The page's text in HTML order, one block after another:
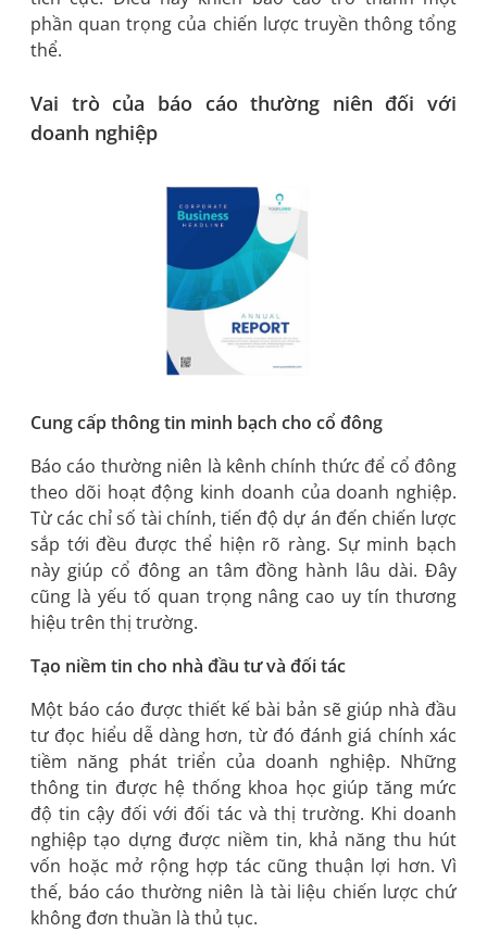
phần quan trọng của chiến lược truyền thông tổng
thể.
Vai trò của báo cáo thường niên đối với
doanh nghiệp
Cung cấp thông tin minh bạch cho cổ đông
Báo cáo thường niên là kênh chính thức để cổ đông
theo dõi hoạt động kinh doanh của doanh nghiệp.
Từ các chỉ số tài chính, tiến độ dự án đến chiến lược
sắp tới đều được thể hiện rõ ràng. Sự minh bạch
này giúp cổ đông an tâm đồng hành lâu dài. Đây
cũng là yếu tố quan trọng nâng cao uy tín thương
hiệu trên thị trường.
Tạo niềm tin cho nhà đầu tư và đối tác
Một báo cáo được thiết kế bài bản sẽ giúp nhà đầu
tư đọc hiểu dễ dàng hơn, từ đó đánh giá chính xác
tiềm năng phát triển của doanh nghiệp. Những
thông tin được hệ thống khoa học giúp tăng mức
độ tin cậy đối với đối tác và thị trường. Khi doanh
nghiệp tạo dựng được niềm tin, khả năng thu hút
vốn hoặc mở rộng hợp tác cũng thuận lợi hơn. Vì
thế, báo cáo thường niên là tài liệu chiến lược chứ
không đơn thuần là thủ tục.